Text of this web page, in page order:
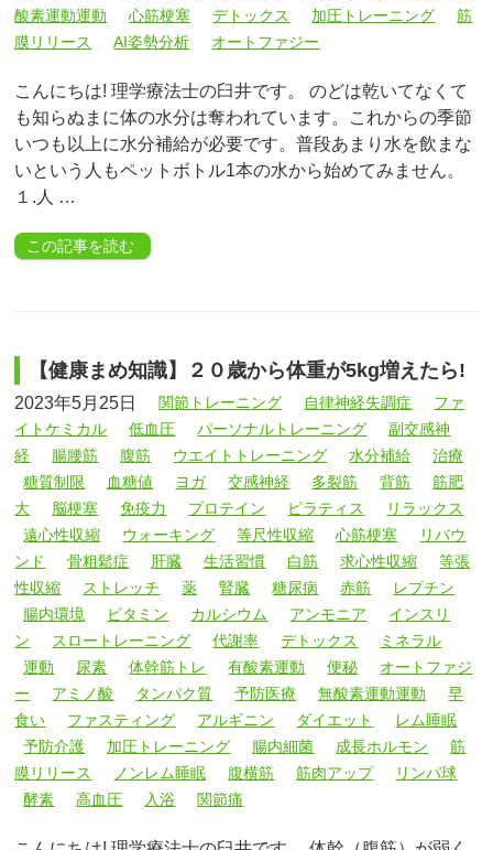
酸素運動運動
心筋梗塞 デトックス 加圧トレーニング
筋
膜リリース
AI姿勢分析 オートファジー
こんにちは! 理学療法士の臼井です。 のどは乾いてなくて
も知らぬまに体の水分は奪われています。これからの季節
いつも以上に水分補給が必要です。普段あまり水を飲まな
いという人もペットボトル1本の水から始めてみません。
１.人 …
この記事を読む
【健康まめ知識】２０歳から体重が5kg増えたら!
2023年5月25日 関節トレーニング 自律神経失調症
ファ
イトケミカル
低血圧 パーソナルトレーニング
副交感神
経
腸腰筋 腹筋 ウエイトトレーニング 水分補給
治療
糖質制限
血糖値 ヨガ 交感神経 多裂筋 背筋
筋肥
大
脳梗塞 免疫力 プロテイン ピラティス
リラックス
遠心性収縮
ウォーキング 等尺性収縮 心筋梗塞
リバウ
ンド
骨粗鬆症 肝臓 生活習慣 白筋 求心性収縮
等張
性収縮
ストレッチ 薬 腎臓 糖尿病 赤筋
レプチン
腸内環境
ビタミン カルシウム アンモニア
インスリ
ン
スロートレーニング 代謝率 デトックス
ミネラル
運動
尿素 体幹筋トレ 有酸素運動 便秘
オートファジ
ー
アミノ酸 タンパク質 予防医療 無酸素運動運動
早
食い
ファスティング アルギニン ダイエット
レム睡眠
予防介護
加圧トレーニング 腸内細菌 成長ホルモン
筋
膜リリース
ノンレム睡眠 腹横筋 筋肉アップ
リンパ球
酵素
高血圧 入浴 関節痛